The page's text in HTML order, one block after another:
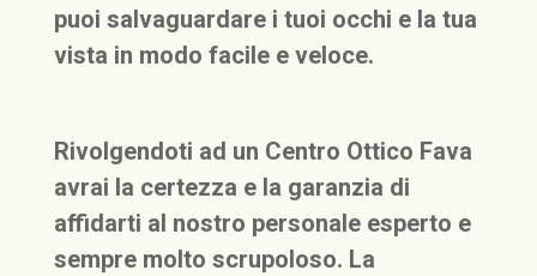
puoi salvaguardare i tuoi occhi e la tua
vista in modo facile e veloce.
Rivolgendoti ad un Centro Ottico Fava
avrai la certezza e la garanzia di
affidarti al nostro personale esperto e
sempre molto scrupoloso. La